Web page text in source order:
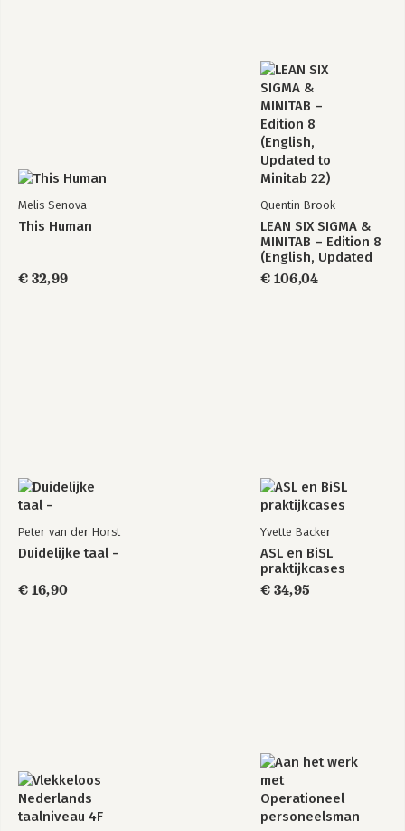
HOOFDSTUK 20:Tien valkuilen die je moet vermijden
HOOFDSTUK 21:Tien plekken waar je om hulp kunt vragen
Melis Senova
This Human
€ 32,99
Quentin Brook
LEAN SIX SIGMA &
MINITAB – Edition 8
(English, Updated
to Minitab 22)
€ 106,04
Peter van der Horst
Duidelijke taal -
€ 16,90
Yvette Backer
ASL en BiSL
praktijkcases
€ 34,95